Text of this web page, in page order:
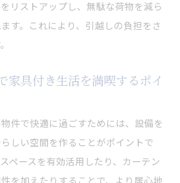
生活の初期費用を減らす家具付き
住み込みなら初期コストが大幅カ
で賢く家具付き物件を選ぶ節約術
住み込み生活で無駄な出費を抑え
リストアップし、無駄な荷物を減ら
す。これにより、引越しの負担をさ
家具付き生活を満喫するポイ
件で快適に過ごすためには、設備を
しい空間を作ることがポイントで
ペースを有効活用したり、カーテン
を加えたりすることで、より居心地